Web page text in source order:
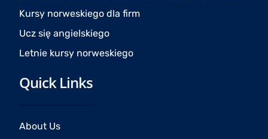
Kursy norweskiego dla firm
Ucz się angielskiego
Letnie kursy norweskiego
Quick Links
About Us